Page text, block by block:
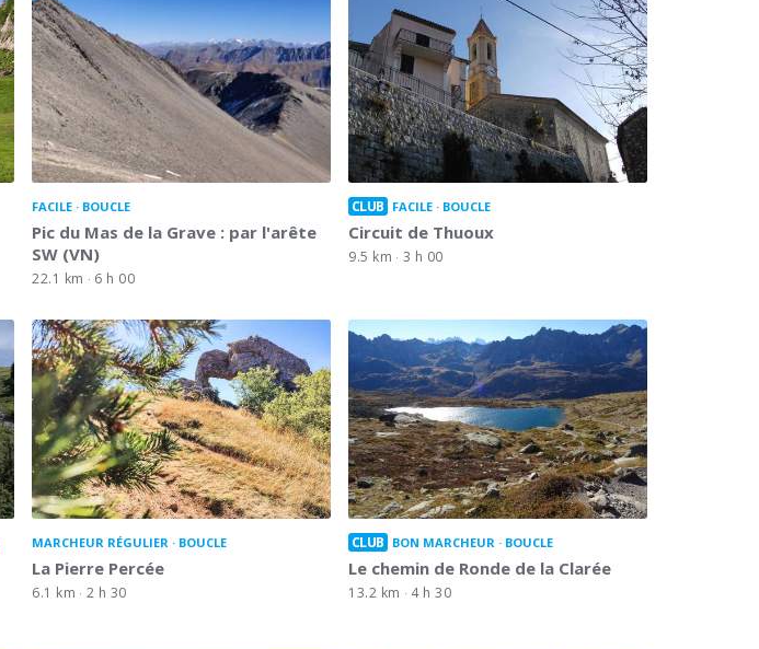
FACILE BOUCLE
Pic du Mas de la Grave : par l'arête
SW (VN)
22.1 km 6 h 00
CLUB FACILE BOUCLE
Circuit de Thuoux
9.5 km 3 h 00
MARCHEUR RÉGULIER BOUCLE
La Pierre Percée
6.1 km 2 h 30
CLUB BON MARCHEUR BOUCLE
Le chemin de Ronde de la Clarée
13.2 km 4 h 30